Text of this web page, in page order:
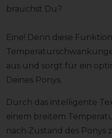
brauchst Du?
Eine! Denn diese
aus und sorgt für ein
Deines Ponys.
Durch das intelligente
einem breitem
nach Zustand des Ponys